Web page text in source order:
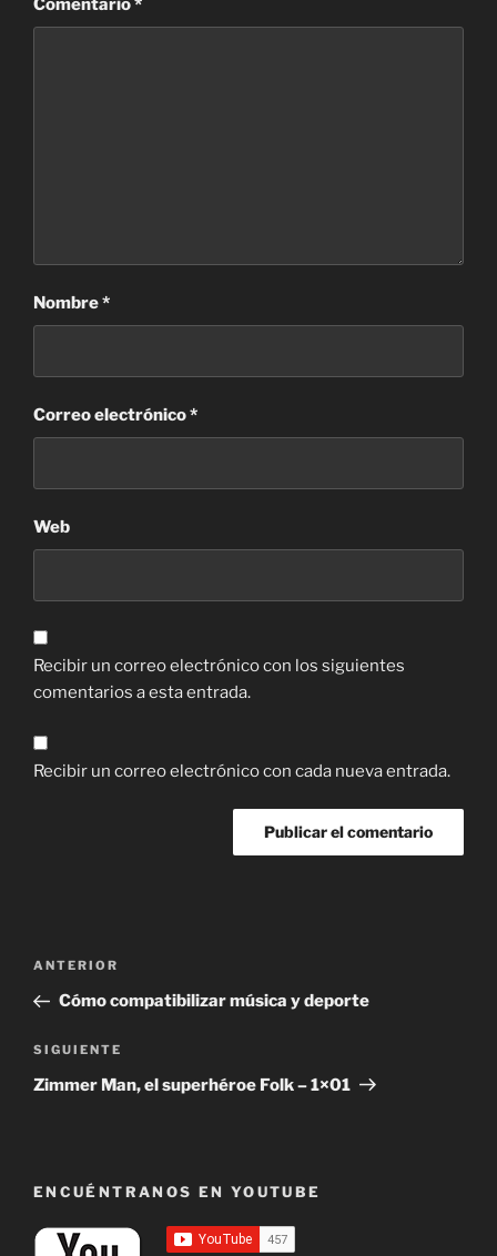
Comentario*
Nombre*
Correo electrónico*
Web
Recibir un correo electrónico con los siguientes
comentarios a esta entrada.
Recibir un correo electrónico con cada nueva entrada.
Navegación
entradas
Entrada
anterior:
ANTERIOR
Cómo compatibilizar música y deporte
Siguiente
entrada
SIGUIENTE
Zimmer Man, el superhéroe Folk – 1×01
ENCUÉNTRANOS EN YOUTUBE